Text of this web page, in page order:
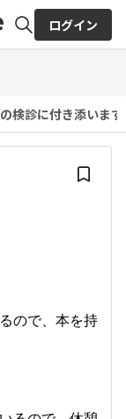
検索
ログイン
検診に付き添いま
ので、本を持